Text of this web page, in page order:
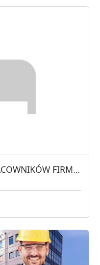
TANIE NOCLEGI DLA PRACOWNIKÓW FIRM NOCLEGI PRACOWNICZE